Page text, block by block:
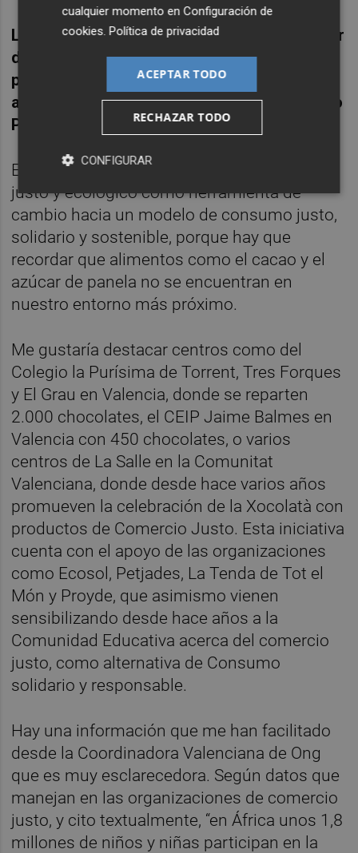
Los alumnos y alumnas además de disfrutar
de un exquisito chocolate, apoyan a
productores y productoras de cacao y
azúcar de panela de países como Ecuador o
Paraguay.
Esta iniciativa sensibiliza sobre el comercio
justo y ecológico como herramienta de
cambio hacia un modelo de consumo justo,
solidario y sostenible, porque hay que
recordar que alimentos como el cacao y el
azúcar de panela no se encuentran en
nuestro entorno más próximo.
Me gustaría destacar centros como del
Colegio la Purísima de Torrent, Tres Forques
y El Grau en Valencia, donde se reparten
2.000 chocolates, el CEIP Jaime Balmes en
Valencia con 450 chocolates, o varios
centros de La Salle en la Comunitat
Valenciana, donde desde hace varios años
promueven la celebración de la Xocolatà con
productos de Comercio Justo. Esta iniciativa
cuenta con el apoyo de las organizaciones
como Ecosol, Petjades, La Tenda de Tot el
Món y Proyde, que asimismo vienen
sensibilizando desde hace años a la
Comunidad Educativa acerca del comercio
justo, como alternativa de Consumo
solidario y responsable.
Hay una información que me han facilitado
desde la Coordinadora Valenciana de Ong
que es muy esclarecedora. Según datos que
manejan en las organizaciones de comercio
justo, y cito textualmente, “en África unos 1,8
millones de niños y niñas participan en la
cualquier momento enConfiguración de
cookies .Política de privacidad
ACEPTAR TODO
RECHAZAR TODO
CONFIGURAR